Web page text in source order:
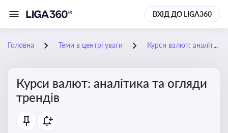
ВХІД ДО LIGA360
Головна Теми в центрі уваги Курси валют: аналітика та огляди трендів
Курси валют: аналітика та огляди
трендів